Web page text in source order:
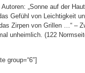
„Sonne auf der
Gefühl von Leichtigkeit
Zirpen von Grillen …“ –
unheimlich. (122
group=“6″]